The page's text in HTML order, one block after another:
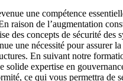
une compétence
raison de l’augmentation
des concepts de sécurité des
une nécessité pour assurer
En suivant notre
solide expertise en
ce qui vous permettra de